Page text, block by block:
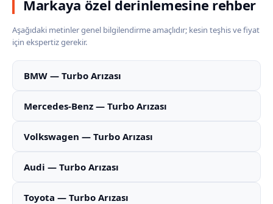
Markaya özel derinlemesine rehber
Aşağıdaki metinler genel bilgilendirme amaçlıdır; kesin teşhis ve fiyat
için ekspertiz gerekir.
BMW — Turbo Arızası
Mercedes-Benz — Turbo Arızası
Volkswagen — Turbo Arızası
Audi — Turbo Arızası
Toyota — Turbo Arızası